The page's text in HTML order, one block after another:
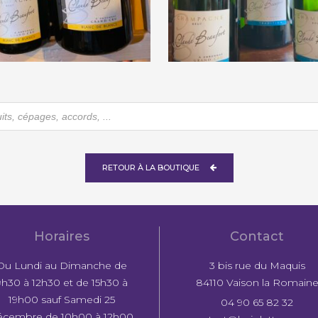
Blancs » Grand Cru –
150 cl
Claude Beaufort
« Tradition » Brut –
RETOUR À LA BOUTIQUE
Horaires
Lundi au Dimanche de
à 12h30 et de 15h30 à
19h00 sauf Samedi 25
Contact
3 bis rue du Maquis
84110 Vaison la Romaine
04 90 65 82 32